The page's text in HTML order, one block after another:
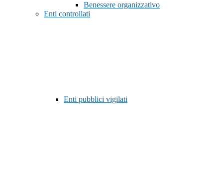
Benessere organizzativo
Enti controllati
Enti pubblici vigilati